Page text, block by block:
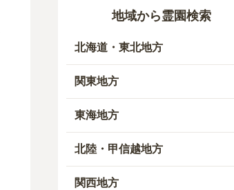
地域から霊園検索
北海道・東北地方
北海道
青森県
秋田県
岩手県
関東地方
東京都
神奈川県
埼玉県
東海地方
愛知県
岐阜県
北陸・甲信越地方
富山県
関西地方